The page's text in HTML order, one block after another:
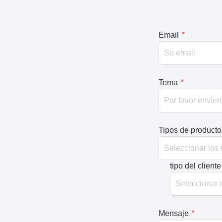
Email *
Tema *
Tipos de producto
tipo del cliente
Mensaje *